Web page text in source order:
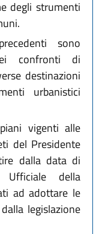
degli strumenti
sono
confronti di
destinazioni
urbanistici
vigenti alle
del Presidente
dalla data di
Ufficiale della
ad adottare le
legislazione